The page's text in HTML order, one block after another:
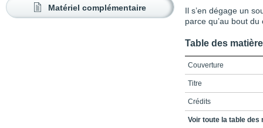
Matériel complémentaire
Il s’en dégage un
parce qu’au bout
Table des
Couverture
Titre
Crédits
Remerciements
Voir toute la table des